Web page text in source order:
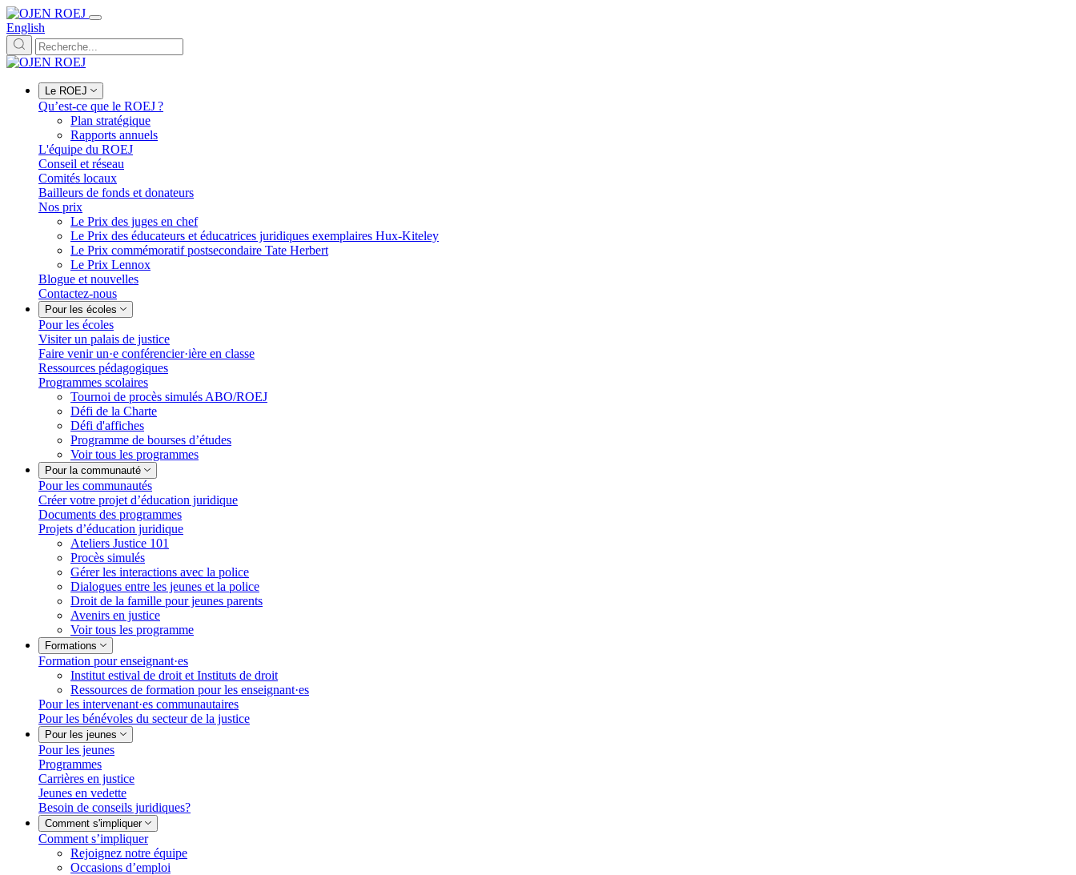
English
Le ROEJ
Qu’est-ce que le ROEJ ?
Plan stratégique
Rapports annuels
L'équipe du ROEJ
Conseil et réseau
Comités locaux
Bailleurs de fonds et donateurs
Nos prix
Le Prix des juges en chef
Le Prix des éducateurs et éducatrices juridiques exemplaires Hux-Kiteley
Le Prix commémoratif postsecondaire Tate Herbert
Le Prix Lennox
Blogue et nouvelles
Contactez-nous
Pour les écoles
Pour les écoles
Visiter un palais de justice
Faire venir un·e conférencier·ière en classe
Ressources pédagogiques
Programmes scolaires
Tournoi de procès simulés ABO/ROEJ
Défi de la Charte
Défi d'affiches
Programme de bourses d’études
Voir tous les programmes
Pour la communauté
Pour les communautés
Créer votre projet d’éducation juridique
Documents des programmes
Projets d’éducation juridique
Ateliers Justice 101
Procès simulés
Gérer les interactions avec la police
Dialogues entre les jeunes et la police
Droit de la famille pour jeunes parents
Avenirs en justice
Voir tous les programme
Formations
Formation pour enseignant·es
Institut estival de droit et Instituts de droit
Ressources de formation pour les enseignant·es
Pour les intervenant·es communautaires
Pour les bénévoles du secteur de la justice
Pour les jeunes
Pour les jeunes
Programmes
Carrières en justice
Jeunes en vedette
Besoin de conseils juridiques?
Comment s'impliquer
Comment s’impliquer
Rejoignez notre équipe
Occasions d’emploi